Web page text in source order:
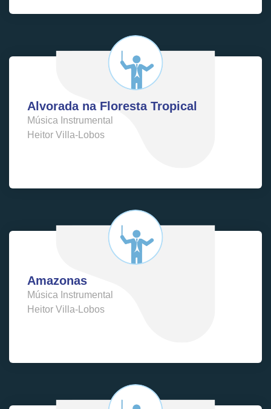
Alvorada na Floresta Tropical
Música Instrumental
Heitor Villa-Lobos
Amazonas
Música Instrumental
Heitor Villa-Lobos